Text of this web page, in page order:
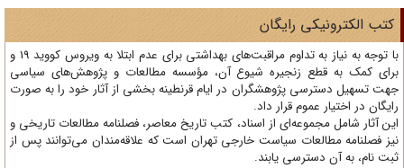
الکترونیکی رایگان
با توجه به نیاز به تداوم مراقبت‌های بهداشتی برای عدم ابتلا به ویروس کووید 19 و
کمک به قطع زنجیره شیوع آن، مؤسسه مطالعات و پژوهش‌های سیاسی
تسهیل دسترسی پژوهشگران در ایام قرنطینه بخشی از آثار خود را به صورت
در اختیار عموم قرار داد.
آثار شامل مجموعه‌ای از اسناد، کتب تاریخ معاصر، فصلنامه‌ مطالعات تاریخی و
فصلنامه مطالعات سیاست خارجی تهران است که علاقه‌مندان می‌توانند پس از
نام، به آن دسترسی یابند.